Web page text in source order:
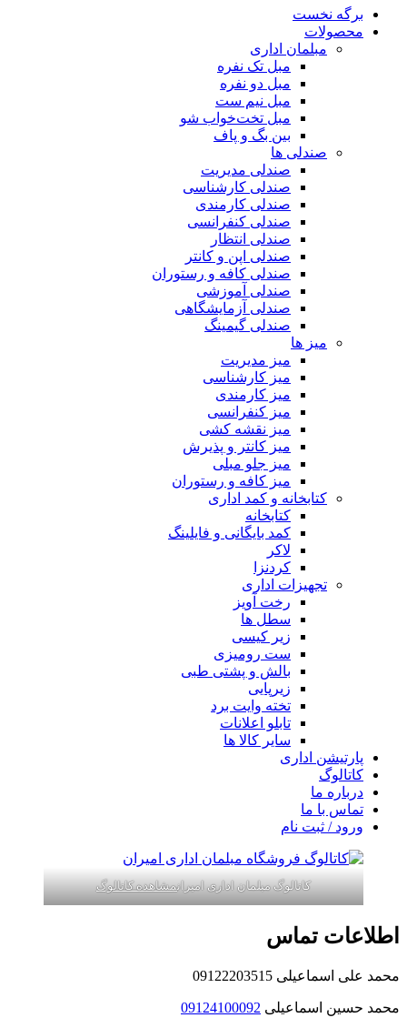
برگه نخست
محصولات
مبلمان اداری
مبل تک نفره
مبل دو نفره
مبل نیم ست
مبل تخت‌خواب شو
بین بگ و پاف
صندلی ها
صندلی مدیریت
صندلی کارشناسی
صندلی کارمندی
صندلی کنفرانسی
صندلی انتظار
صندلی اپن و کانتر
صندلی کافه و رستوران
صندلی آموزشی
صندلی آزمایشگاهی
صندلی گیمینگ
میز ها
میز مدیریت
میز کارشناسی
میز کارمندی
میز کنفرانسی
میز نقشه کشی
میز کانتر و پذیرش
میز جلو مبلی
میز کافه و رستوران
کتابخانه و کمد اداری
کتابخانه
کمد بایگانی و فایلینگ
لاکر
کردنزا
تجهیزات اداری
رخت آویز
سطل ها
زیر کیسی
ست رومیزی
بالش و پشتی طبی
زیرپایی
تخته وایت برد
تابلو اعلانات
سایر کالا ها
پارتیشن اداری
کاتالوگ
درباره ما
تماس با ما
ورود / ثبت نام
کاتالوگ مبلمان اداری امیرانمشاهده کاتالوگ
اطلاعات تماس
محمد علی اسماعیلی 09122203515
محمد حسین اسماعیلی 09124100092